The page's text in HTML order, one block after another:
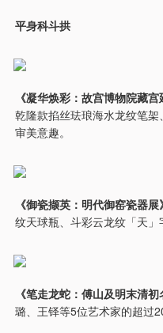
平身科斗拱
《凝华焕彩：故宫博物院藏宫
乾隆款掐丝珐琅海水龙纹笔
审美意趣。
《御瓷撷英：明代御窑瓷器展
纹天球瓶、斗彩云龙纹「天」
《笔走龙蛇：傅山及明末清初
璐、王铎等5位艺术家的超过